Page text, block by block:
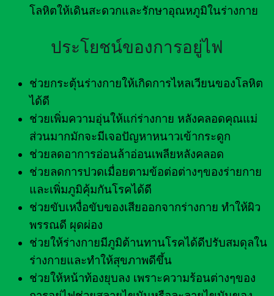
โลหิตให้เดินสะดวกและรักษาอุณหภูมิในร่างกาย
ประโยชน์ของการอยู่ไฟ
ช่วยกระตุ้นร่างกายให้เกิดการไหลเวียนของโลหิต
ได้ดี
ช่วยเพิ่มความอุ่นให้แก่ร่างกาย หลังคลอดคุณแม่
ส่วนมากมักจะมีเจอปัญหาหนาวเข้ากระดูก
ช่วยลดอาการอ่อนล้าอ่อนเพลียหลังคลอด
ช่วยลดการปวดเมื่อยตามข้อต่อต่างๆของร่ายกาย
และเพิ่มภูมิคุ้มกันโรคได้ดี
ช่วยขับเหงื่อขับของเสียออกจากร่างกาย ทำให้ผิว
พรรณดี ผุดผ่อง
ช่วยให้ร่างกายมีภูมิต้านทานโรคได้ดีปรับสมดุลใน
ร่างกายและทำให้สุขภาพดีขึ้น
ช่วยให้หน้าท้องยุบลง เพราะความร้อนต่างๆของ